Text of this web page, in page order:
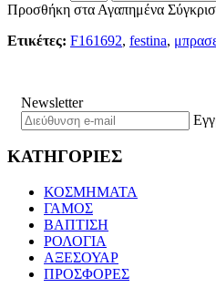
Προσθήκη στα Αγαπημένα
Ετικέτες: F161692, festina,
Newsletter
ΚΑΤΗΓΟΡΙΕΣ
ΚΟΣΜΗΜΑΤΑ
ΓΑΜΟΣ
ΒΑΠΤΙΣΗ
ΡΟΛΟΓΙΑ
ΑΞΕΣΟΥΑΡ
ΠΡΟΣΦΟΡΕΣ